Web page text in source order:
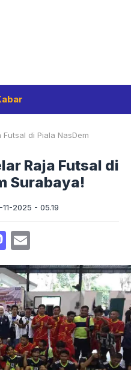
di Piala NasDem
Raja Futsal di
Surabaya!
11-2025 - 05.19
Mastodon